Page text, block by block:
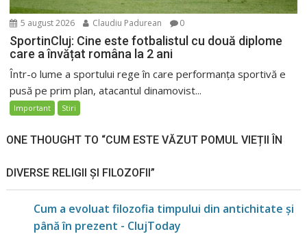
5 august 2026 Claudiu Padurean 0
SportinCluj: Cine este fotbalistul cu două diplome
care a învățat româna la 2 ani
Într-o lume a sportului rege în care performanța sportivă e
pusă pe prim plan, atacantul dinamovist...
Important Stiri
ONE THOUGHT TO “CUM ESTE VĂZUT POMUL VIEȚII ÎN
DIVERSE RELIGII ȘI FILOZOFII”
Cum a evoluat filozofia timpului din antichitate și
până în prezent - ClujToday